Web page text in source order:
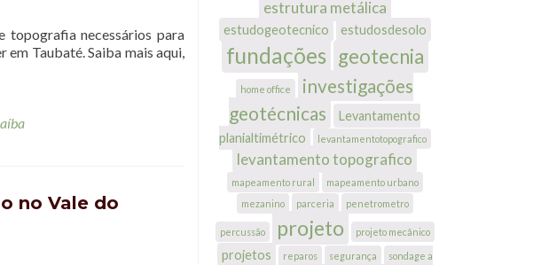
topografia necessários para
Taubaté. Saiba mais aqui,
no Vale do
estrutura metálica
estudogeotecnico estudosdesolo
fundações geotecnia
home office
investigações
geotécnicas
Levantamento
planialtimétrico
levantamentotopografico
levantamento topografico
mapeamento rural
mapeamento urbano
mezanino
parceria penetrometro
percussão projeto projeto mecânico
projetos reparos segurança sondage a